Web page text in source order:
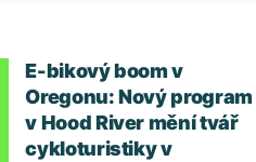
E-bikový boom v
Oregonu: Nový program
v Hood River mění tvář
cykloturistiky v